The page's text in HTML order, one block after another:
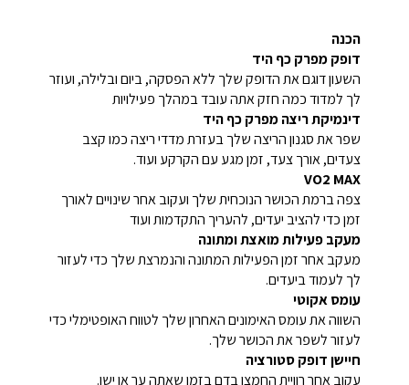
הכנה
דופק מפרק כף היד
השעון דוגם את הדופק שלך ללא הפסקה, ביום ובלילה, ועוזר
לך למדוד כמה חזק אתה עובד במהלך פעילויות
דינמיקת ריצה מפרק כף היד
שפר את סגנון הריצה שלך בעזרת מדדי ריצה כמו קצב
צעדים, אורך צעד, זמן מגע עם הקרקע ועוד.
VO2 MAX
צפה ברמת הכושר הנוכחית שלך ועקוב אחר שינויים לאורך
זמן כדי להציב יעדים, להעריך התקדמות ועוד
מעקב פעילות מואצת ומתונה
מעקב אחר זמן הפעילות המתונה והנמרצת שלך כדי לעזור
לך לעמוד ביעדים.
עומס אקוטי
השווה את עומס האימונים האחרון שלך לטווח האופטימלי כדי
לעזור לשפר את הכושר שלך.
חיישן דופק סטורציה
עקוב אחר רוויית החמצן בדם בזמן שאתה ער או ישן.